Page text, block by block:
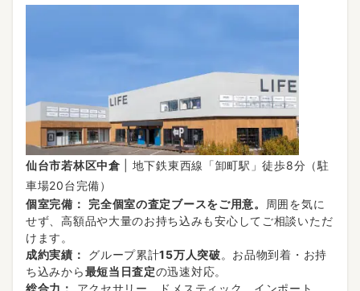
仙台市若林区中倉 | 地下鉄東西線「卸町駅」徒歩8分（駐
車場20台完備）
個室完備：
完全個室の査定ブースをご用意。
周囲を気に
せず、高額品や大量のお持ち込みも安心してご相談いただ
けます。
成約実績：
グループ累計15万人突破。お品物到着・お持
ち込みから最短当日査定の迅速対応。
総合力：
アクセサリー、ドメスティック、インポート、